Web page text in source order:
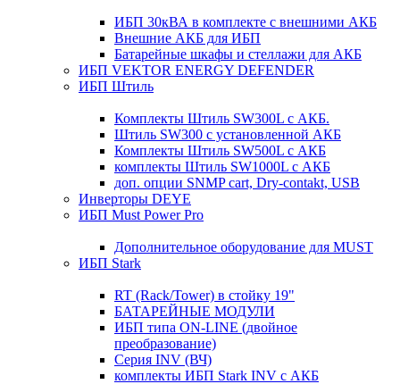
ИБП 30кВА в комплекте с внешними АКБ
Внешние АКБ для ИБП
Батарейные шкафы и стеллажи для АКБ
ИБП VEKTOR ENERGY DEFENDER
ИБП Штиль
Комплекты Штиль SW300L с АКБ.
Штиль SW300 с установленной АКБ
Комплекты Штиль SW500L с АКБ
комплекты Штиль SW1000L с АКБ
доп. опции SNMP cart, Dry-contakt, USB
Инверторы DEYE
ИБП Must Power Pro
Дополнительное оборудование для MUST
ИБП Stark
RT (Rack/Tower) в стойку 19"
БАТАРЕЙНЫЕ МОДУЛИ
ИБП типа ON-LINE (двойное
преобразование)
Серия INV (ВЧ)
комплекты ИБП Stark INV с АКБ